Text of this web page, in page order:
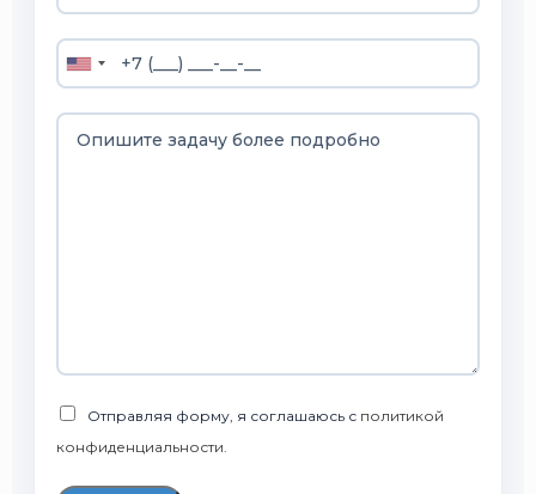
Отправляя форму, я соглашаюсь с политикой
конфиденциальности.